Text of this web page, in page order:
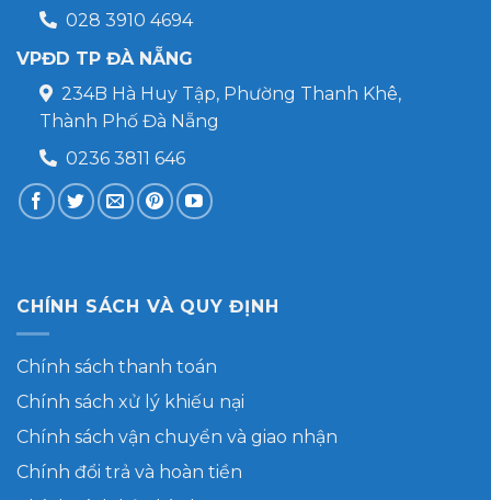
028 3910 4694
VPĐD TP ĐÀ NẴNG
234B Hà Huy Tập, Phường Thanh Khê,
Thành Phố Đà Nẵng
0236 3811 646
CHÍNH SÁCH VÀ QUY ĐỊNH
Chính sách thanh toán
Chính sách xử lý khiếu nại
Chính sách vận chuyển và giao nhận
Chính đổi trả và hoàn tiền